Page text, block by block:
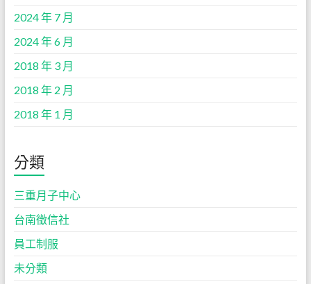
2024 年 7 月
2024 年 6 月
2018 年 3 月
2018 年 2 月
2018 年 1 月
分類
三重月子中心
台南徵信社
員工制服
未分類